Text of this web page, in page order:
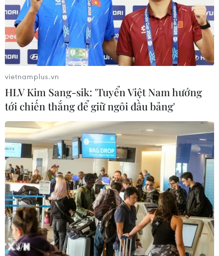
vietnamplus.vn
HLV Kim Sang-sik: 'Tuyển Việt Nam hướng
tới chiến thắng để giữ ngôi đầu bảng'